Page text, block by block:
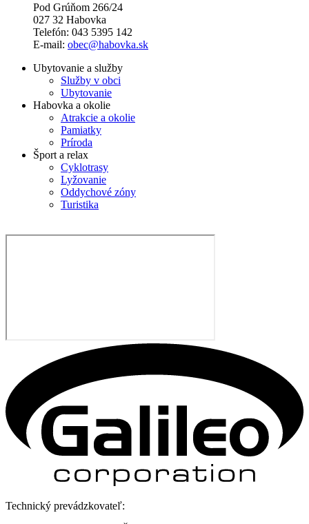
Pod Grúňom 266/24
027 32 Habovka
Telefón: 043 5395 142
E-mail: obec@habovka.sk
Ubytovanie a služby
Služby v obci
Ubytovanie
Habovka a okolie
Atrakcie a okolie
Pamiatky
Príroda
Šport a relax
Cyklotrasy
Lyžovanie
Oddychové zóny
Turistika
Technický prevádzkovateľ: